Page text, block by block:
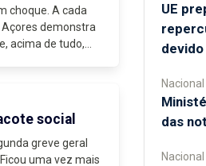
choque. A cada
demonstra
acima de tudo,
social
greve geral
uma vez mais
UE
Nacional
das
Nacional